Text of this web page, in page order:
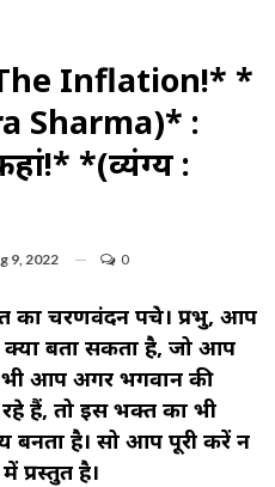
Inflation!* *
Sharma)* :
*(व्यंग्य :
9, 2022 0
का चरणवंदन पहुंचे। प्रभु, आप
क्या बता सकता है, जो आप
भी आप अगर भगवान की
हैं, तो इस भक्त का भी
बनता है। सो आप पूरी करें न
प्रस्तुत है।